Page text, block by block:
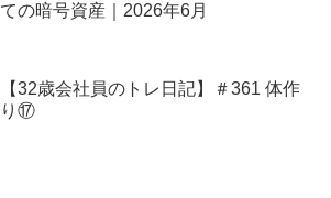
ての暗号資産｜2026年6月
【32歳会社員のトレ日記】＃361 体作
り⑰